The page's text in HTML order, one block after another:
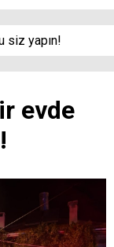
siz yapın!
evde